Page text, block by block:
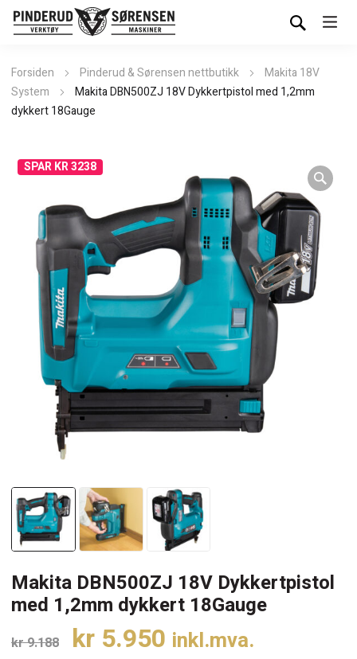
Forsiden Pinderud & Sørensen nettbutikk
Makita 18V
System
Makita DBN500ZJ 18V Dykkertpistol med 1,2mm
dykkert 18Gauge
SPAR KR 3238
Makita DBN500ZJ 18V Dykkertpistol
med 1,2mm dykkert 18Gauge
kr9.188 Opprinnelig
kr 5.950 Nåværende
inkl.mva.